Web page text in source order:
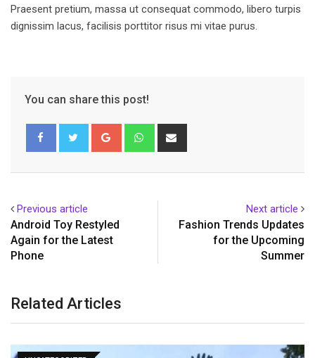
Praesent pretium, massa ut consequat commodo, libero turpis
dignissim lacus, facilisis porttitor risus mi vitae purus.
You can share this post!
Google+ Whatsapp
Previous article
Android Toy Restyled
Again for the Latest
Phone
Next article
Fashion Trends Updates
for the Upcoming
Summer
Related Articles